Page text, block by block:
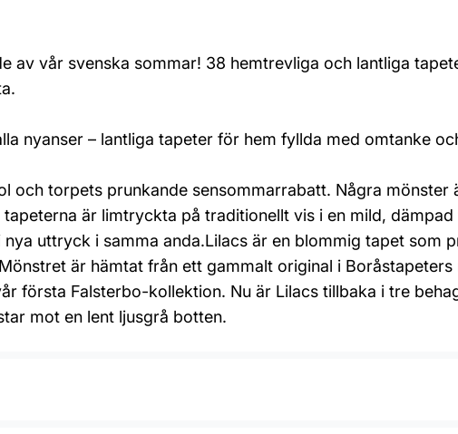
av vår svenska sommar! 38 hemtrevliga och lantliga
nyanser – lantliga tapeter för hem fyllda med omtanke
och torpets prunkande sensommarrabatt. Några
är limtryckta på traditionellt vis i en mild,
uttryck i samma anda.Lilacs är en blommig tapet som
är hämtat från ett gammalt original i
första Falsterbo-kollektion. Nu är Lilacs tillbaka i tre
mot en lent ljusgrå botten.